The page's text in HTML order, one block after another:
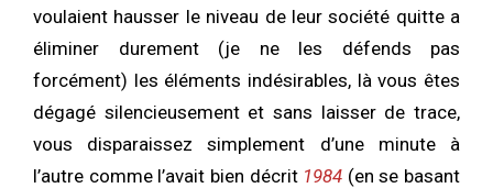
voulaient hausser le niveau de leur société quitte a
éliminer durement (je ne les défends pas
forcément) les éléments indésirables, là vous êtes
dégagé silencieusement et sans laisser de trace,
vous disparaissez simplement d’une minute à
l’autre comme l’avait bien décrit 1984 (en se basant